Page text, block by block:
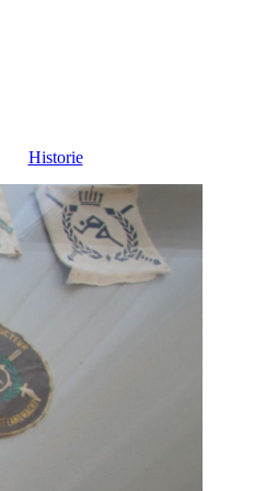
Historie